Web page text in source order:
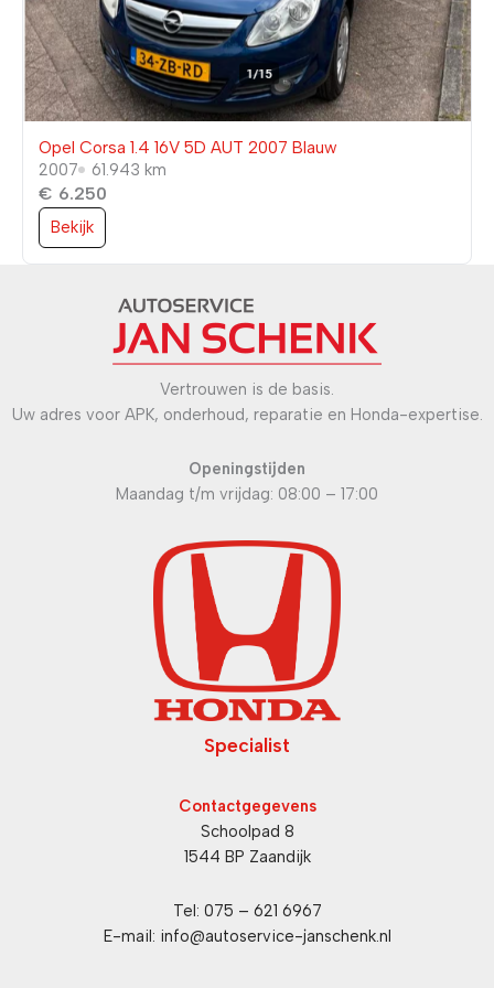
Opel Corsa 1.4 16V 5D AUT 2007 Blauw
2007 61.943 km
€ 6.250
Bekijk
Vertrouwen is de basis.
Uw adres voor APK, onderhoud, reparatie en Honda-expertise.
Openingstijden
Maandag t/m vrijdag: 08:00 – 17:00
Specialist
Contactgegevens
Schoolpad 8
1544 BP Zaandijk
Tel: 075 – 621 6967
E-mail: info@autoservice-janschenk.nl